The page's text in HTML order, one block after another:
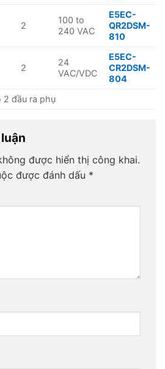
2
100 to
240 VAC
E5EC-
QR2DSM-
810
2
24
VAC/VDC
E5EC-
CR2DSM-
804
2 đầu ra phụ
được hiển thị công khai.
được đánh dấu *